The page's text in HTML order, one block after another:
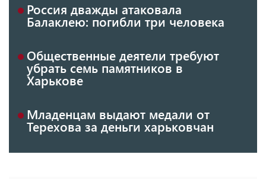
Россия дважды атаковала
Балаклею: погибли три человека
Общественные деятели требуют
убрать семь памятников в
Харькове
Младенцам выдают медали от
Терехова за деньги харьковчан